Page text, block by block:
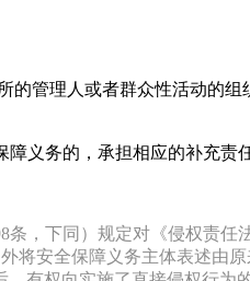
管理人或者群众性活动的组
义务的，承担相应的补充责任
，下同）规定对《侵权责
安全保障义务主体表述由